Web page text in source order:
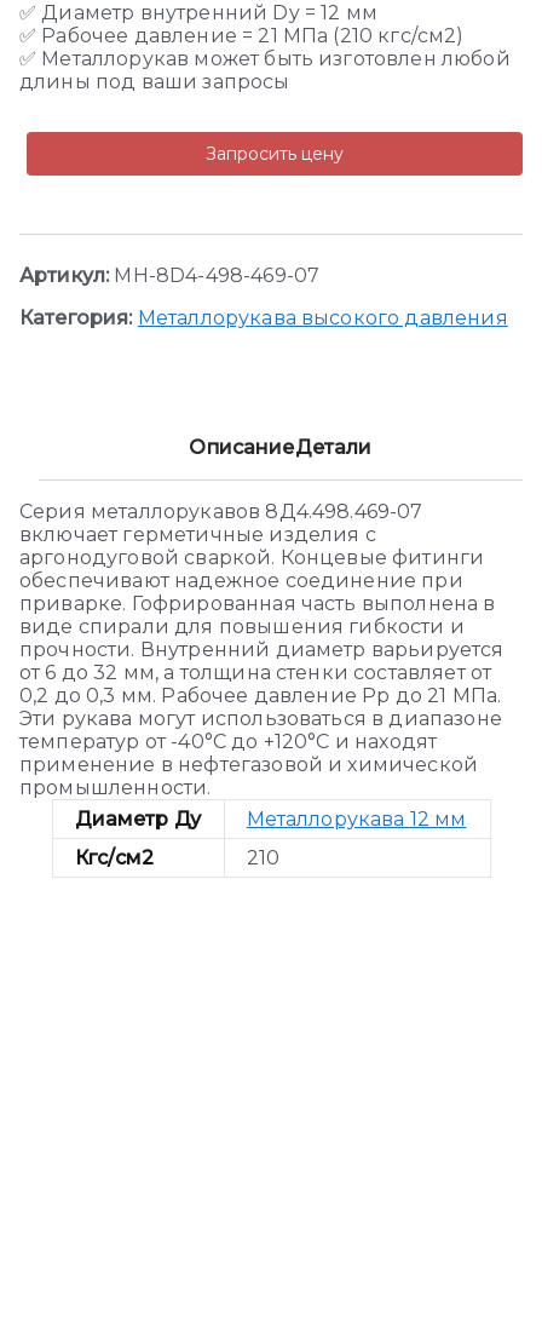
✅ Диаметр внутренний Dy = 12 мм
✅ Рабочее давление = 21 МПа (210 кгс/см2)
✅ Металлорукав может быть изготовлен любой
длины под ваши запросы
Запросить цену
Артикул: MH-8D4-498-469-07
Категория: Металлорукава высокого давления
ОписаниеДетали
Серия металлорукавов 8Д4.498.469-07
включает герметичные изделия с
аргонодуговой сваркой. Концевые фитинги
обеспечивают надежное соединение при
приварке. Гофрированная часть выполнена в
виде спирали для повышения гибкости и
прочности. Внутренний диаметр варьируется
от 6 до 32 мм, а толщина стенки составляет от
0,2 до 0,3 мм. Рабочее давление Pp до 21 МПа.
Эти рукава могут использоваться в диапазоне
температур от -40°C до +120°C и находят
применение в нефтегазовой и химической
промышленности.
Диаметр Ду
Металлорукава 12 мм
Кгс/см2
210